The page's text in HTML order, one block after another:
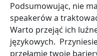
Podsumowując, nie
speakerów a
Warto przejąć ich
językowych.
przełamie twoje